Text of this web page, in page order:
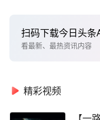
扫码下载今日头条
看最新、最热资讯内容
精彩视频